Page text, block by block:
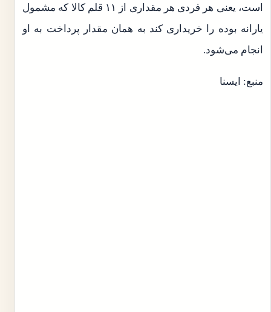
است، یعنی هر فردی هر مقداری از ۱۱ قلم کالا که مشمول
یارانه بوده را خریداری کند به همان مقدار پرداخت به او
انجام می‌شود.
منبع: ایسنا